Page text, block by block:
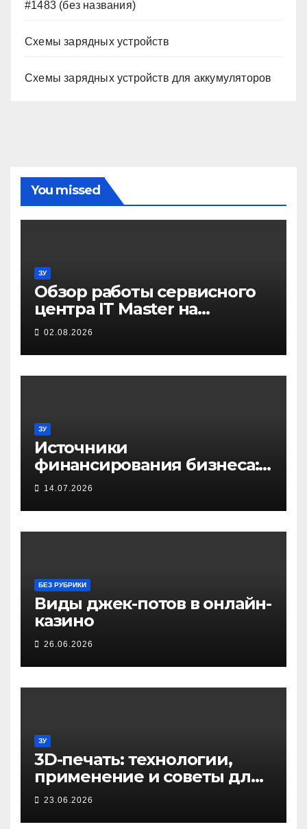
#1483 (без названия)
Схемы зарядных устройств
Схемы зарядных устройств для аккумуляторов
You missed
ЗУ
Обзор работы сервисного
центра IT Master на
примере ремонта
02.08.2026
ЗУ
Источники
финансирования бизнеса:
от собственных средств до
14.07.2026
БЕЗ РУБРИКИ
Виды джек-потов в онлайн-
казино
26.06.2026
ЗУ
3D-печать: технологии,
применение и советы для
начинающих
23.06.2026